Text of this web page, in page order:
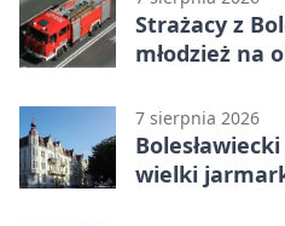
Strażacy z
młodzież na
7 sierpnia 2026
wielki